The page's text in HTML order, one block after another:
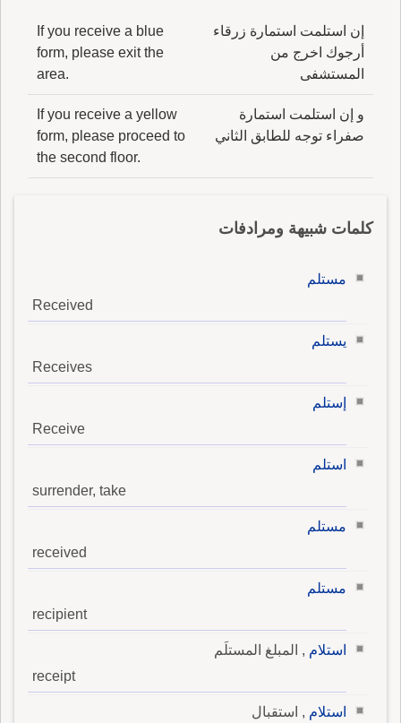
إن استلمت استمارة زرقاء
أرجوك اخرج من
المستشفى
If you receive a blue
form, please exit the
area.
و إن استلمت استمارة
صفراء توجه للطابق الثاني
If you receive a yellow
form, please proceed to
the second floor.
كلمات شبيهة ومرادفات
مستلم
Received
يستلم
Receives
إستلم
Receive
استلم
surrender, take
مستلم
received
مستلم
recipient
استلام , المبلغ المستلَم
receipt
استلام , استقبال